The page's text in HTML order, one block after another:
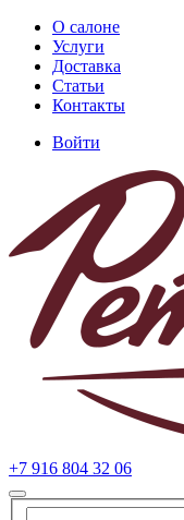
Перейти
основному
содержанию
Основная
навигация
О салоне
Услуги
Доставка
Статьи
Контакты
учётной
записи
пользователя
Войти
+7 916 804 32 06